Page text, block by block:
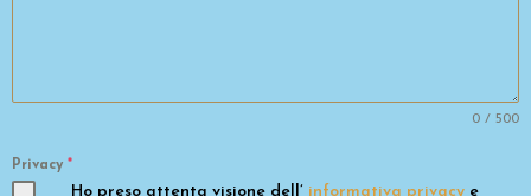
0 / 500
Privacy *
Ho preso attenta visione dell’ informativa privacy e